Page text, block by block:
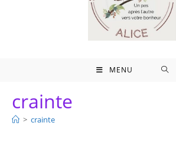
MENU
crainte
> crainte